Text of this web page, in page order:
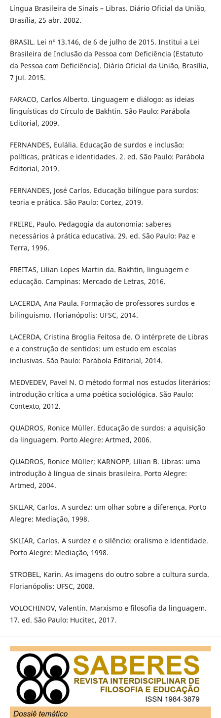
Língua Brasileira de Sinais – Libras. Diário Oficial da União,
Brasília, 25 abr. 2002.
BRASIL. Lei nº 13.146, de 6 de julho de 2015. Institui a Lei
Brasileira de Inclusão da Pessoa com Deficiência (Estatuto
da Pessoa com Deficiência). Diário Oficial da União, Brasília,
7 jul. 2015.
FARACO, Carlos Alberto. Linguagem e diálogo: as ideias
linguísticas do Círculo de Bakhtin. São Paulo: Parábola
Editorial, 2009.
FERNANDES, Eulália. Educação de surdos e inclusão:
políticas, práticas e identidades. 2. ed. São Paulo: Parábola
Editorial, 2019.
FERNANDES, José Carlos. Educação bilíngue para surdos:
teoria e prática. São Paulo: Cortez, 2019.
FREIRE, Paulo. Pedagogia da autonomia: saberes
necessários à prática educativa. 29. ed. São Paulo: Paz e
Terra, 1996.
FREITAS, Lilian Lopes Martin da. Bakhtin, linguagem e
educação. Campinas: Mercado de Letras, 2016.
LACERDA, Ana Paula. Formação de professores surdos e
bilinguismo. Florianópolis: UFSC, 2014.
LACERDA, Cristina Broglia Feitosa de. O intérprete de Libras
e a construção de sentidos: um estudo em escolas
inclusivas. São Paulo: Parábola Editorial, 2014.
MEDVEDEV, Pavel N. O método formal nos estudos literários:
introdução crítica a uma poética sociológica. São Paulo:
Contexto, 2012.
QUADROS, Ronice Müller. Educação de surdos: a aquisição
da linguagem. Porto Alegre: Artmed, 2006.
QUADROS, Ronice Müller; KARNOPP, Lílian B. Libras: uma
introdução à língua de sinais brasileira. Porto Alegre:
Artmed, 2004.
SKLIAR, Carlos. A surdez: um olhar sobre a diferença. Porto
Alegre: Mediação, 1998.
SKLIAR, Carlos. A surdez e o silêncio: oralismo e identidade.
Porto Alegre: Mediação, 1998.
STROBEL, Karin. As imagens do outro sobre a cultura surda.
Florianópolis: UFSC, 2008.
VOLOCHINOV, Valentin. Marxismo e filosofia da linguagem.
17. ed. São Paulo: Hucitec, 2017.